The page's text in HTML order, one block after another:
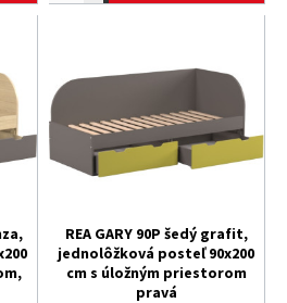
REA GARY 90P šedý grafit,
jednolôžková posteľ 90x200
cm s úložným priestorom
pravá